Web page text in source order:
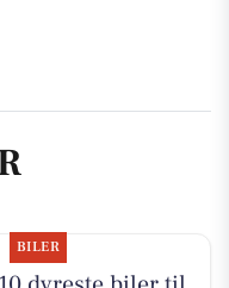
BILER